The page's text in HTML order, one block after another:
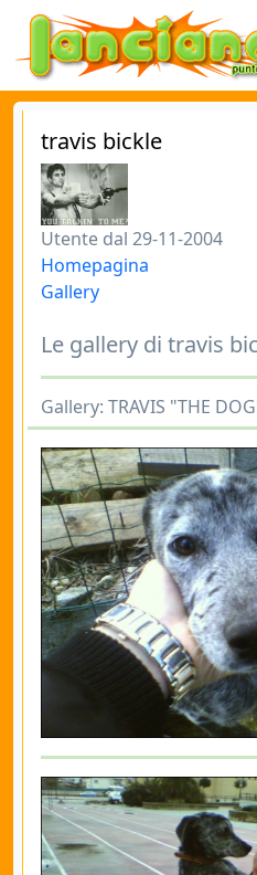
travis bickle
Utente dal 29-11-2004
Homepagina
Gallery
Le gallery di travis
Gallery: TRAVIS "THE